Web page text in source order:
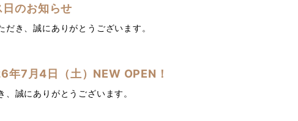
のお知らせ
き、誠にありがとうございます。
年7月4日（土）NEW OPEN！
誠にありがとうございます。